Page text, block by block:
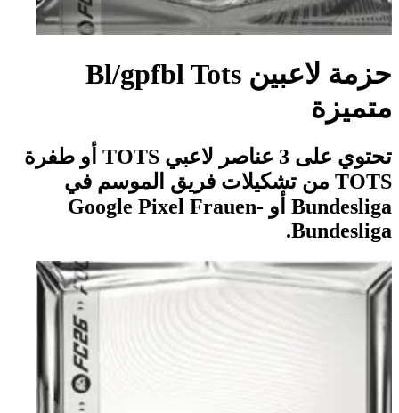
حزمة لاعبين Bl/gpfbl Tots
متميزة
تحتوي على 3 عناصر لاعبي TOTS أو طفرة
TOTS من تشكيلات فريق الموسم في
Bundesliga أو Google Pixel Frauen-
Bundesliga.